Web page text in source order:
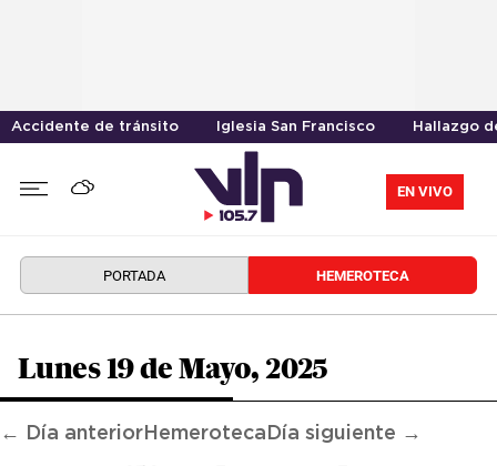
Accidente de tránsito Iglesia San Francisco Hallazgo
EN VIVO
PORTADA HEMEROTECA
Lunes 19 de Mayo, 2025
← Día anterior Hemeroteca Día siguiente →